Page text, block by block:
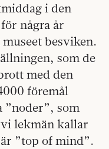
i den
några år
besviken.
som de
med den
föremål
”noder”, som
lekmän kallar
”top of mind”.